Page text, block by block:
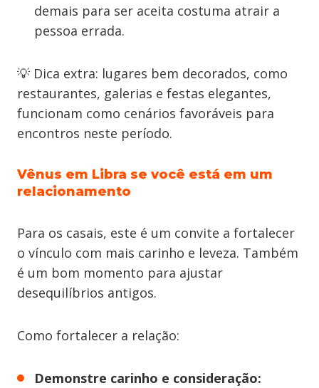
demais para ser aceita costuma atrair a
pessoa errada.
💡 Dica extra: lugares bem decorados, como
restaurantes, galerias e festas elegantes,
funcionam como cenários favoráveis para
encontros neste período.
Vênus em Libra se você está em um
relacionamento
Para os casais, este é um convite a fortalecer
o vínculo com mais carinho e leveza. Também
é um bom momento para ajustar
desequilíbrios antigos.
Como fortalecer a relação:
Demonstre carinho e consideração: